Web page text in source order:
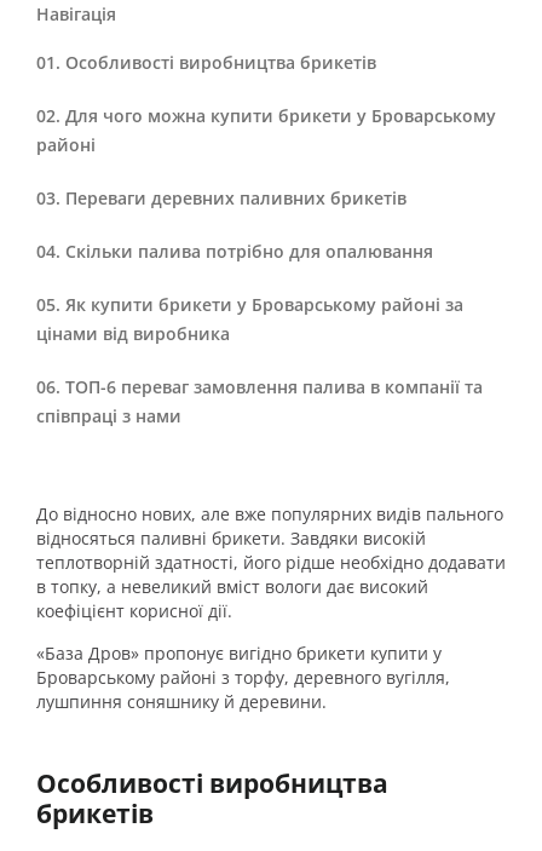
Навігація
Особливості виробництва брикетів
Для чого можна купити брикети у Броварському
районі
Переваги деревних паливних брикетів
Скільки палива потрібно для опалювання
Як купити брикети у Броварському районі за
цінами від виробника
ТОП-6 переваг замовлення палива в компанії та
співпраці з нами
До відносно нових, але вже популярних видів пального
відносяться паливні брикети. Завдяки високій
теплотворній здатності, його рідше необхідно додавати
в топку, а невеликий вміст вологи дає високий
коефіцієнт корисної дії.
«База Дров» пропонує вигідно брикети купити у
Броварському районі з торфу, деревного вугілля,
лушпиння соняшнику й деревини.
Особливості виробництва
брикетів